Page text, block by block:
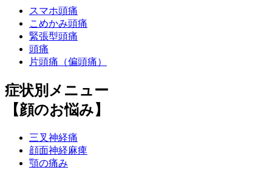
スマホ頭痛
こめかみ頭痛
緊張型頭痛
頭痛
片頭痛（偏頭痛）
症状別メニュー
【顔のお悩み】
三叉神経痛
顔面神経麻痺
顎の痛み